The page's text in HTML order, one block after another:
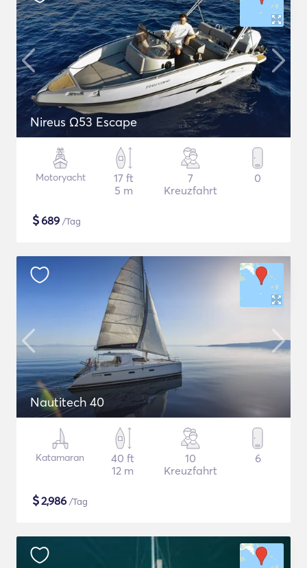
Nireus Ω53 Escape
Motoryacht
17 ft
5 m
7
Kreuzfahrt
0
$689 /Tag
Nautitech 40
Katamaran
40 ft
12 m
10
Kreuzfahrt
6
$2,986 /Tag